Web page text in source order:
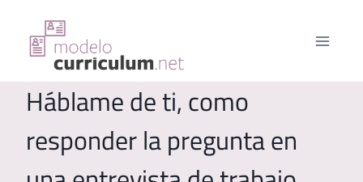
contenido
Háblame de ti, como
responder la pregunta en